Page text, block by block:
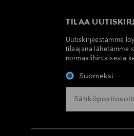
TILAA
Uutiskirjeestämme
tilaajana lähetämme
normaalihintaisesta
Suomeksi